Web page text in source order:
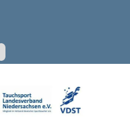
Mail
Tauchsport
Landesverband